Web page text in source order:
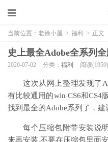
当前位置： 老徐小屋 > 福利 > 正文
史上最全Adobe全系列
2020-07-02 分类： 福利 阅读(1959)
这次从网上整理发现了
有比较通用的win CS6和CS4
找到最全的Adobe系列了，建
每个压缩包附带安装说
来再安装,不要在压缩包里面安